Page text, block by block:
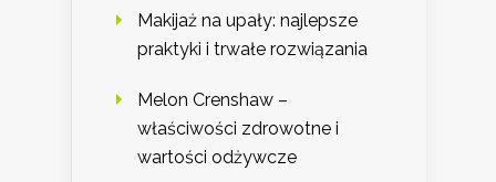
Makijaż na upały: najlepsze
praktyki i trwałe rozwiązania
Melon Crenshaw –
właściwości zdrowotne i
wartości odżywcze